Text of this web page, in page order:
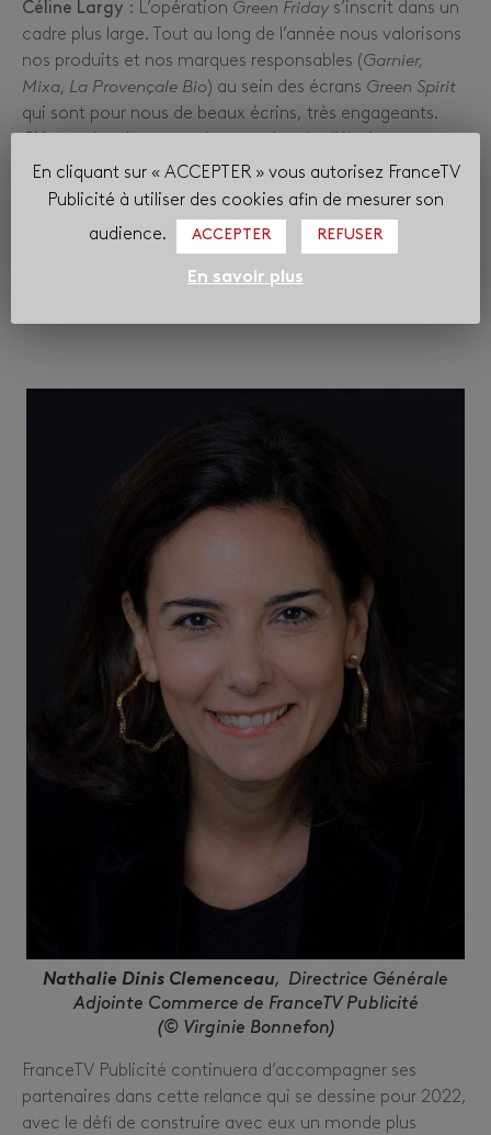
Céline Largy : L’opération Green Friday s’inscrit dans un
cadre plus large. Tout au long de l’année nous valorisons
nos produits et nos marques responsables (Garnier,
Mixa, La Provençale Bio) au sein des écrans Green Spirit
qui sont pour nous de beaux écrins, très engageants.
France 2, France 3 et France 5 à des heures de grande
écoute en juin nous a exposés à 20 % de notre cible. Elle
a fait émerger notre vision et nous a permis d’améliorer
reconduit le dispositif en novembre.
Nathalie Dinis Clemenceau, Directrice Générale
Adjointe Commerce de FranceTV Publicité
(© Virginie Bonnefon)
FranceTV Publicité continuera d’accompagner ses
partenaires dans cette relance qui se dessine pour 2022,
avec le défi de construire avec eux un monde plus
En cliquant sur « ACCEPTER » vous autorisez FranceTV
Publicité à utiliser des cookies afin de mesurer son
audience.
ACCEPTER REFUSER
En savoir plus